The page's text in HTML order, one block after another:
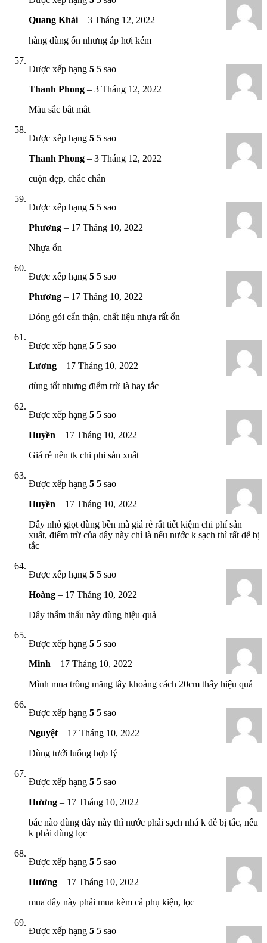
Quang Khải – 3 Tháng 12, 2022
hàng dùng ổn nhưng áp hơi kém
Được xếp hạng 5 5 sao
Thanh Phong – 3 Tháng 12, 2022
Màu sắc bắt mắt
Được xếp hạng 5 5 sao
Thanh Phong – 3 Tháng 12, 2022
cuộn đẹp, chắc chắn
Được xếp hạng 5 5 sao
Phương – 17 Tháng 10, 2022
Nhựa ổn
Được xếp hạng 5 5 sao
Phương – 17 Tháng 10, 2022
Đóng gói cẩn thận, chất liệu nhựa rất ổn
Được xếp hạng 5 5 sao
Lương – 17 Tháng 10, 2022
dùng tốt nhưng điểm trừ là hay tắc
Được xếp hạng 5 5 sao
Huyền – 17 Tháng 10, 2022
Giá rẻ nên tk chi phi sản xuất
Được xếp hạng 5 5 sao
Huyền – 17 Tháng 10, 2022
Dây nhỏ giọt dùng bền mà giá rẻ rất tiết kiệm chi phí sản
xuất, điểm trừ của dây này chỉ là nếu nước k sạch thì rất dễ bị
tắc
Được xếp hạng 5 5 sao
Hoàng – 17 Tháng 10, 2022
Dây thẩm thấu này dùng hiệu quả
Được xếp hạng 5 5 sao
Minh – 17 Tháng 10, 2022
Mình mua trồng măng tây khoảng cách 20cm thấy hiệu quả
Được xếp hạng 5 5 sao
Nguyệt – 17 Tháng 10, 2022
Dùng tưới luống hợp lý
Được xếp hạng 5 5 sao
Hương – 17 Tháng 10, 2022
bác nào dùng dây này thì nước phải sạch nhá k dễ bị tắc, nếu
k phải dùng lọc
Được xếp hạng 5 5 sao
Hường – 17 Tháng 10, 2022
mua dây này phải mua kèm cả phụ kiện, lọc
Được xếp hạng 5 5 sao